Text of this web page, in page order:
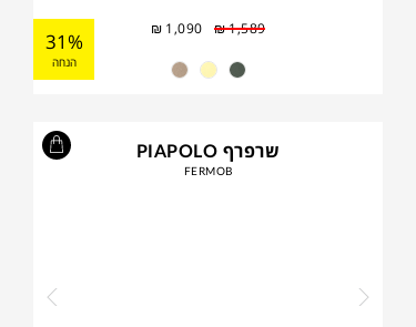
₪1,589
₪ 1,090
31%
הנחה
שרפרף PIAPOLO
FERMOB